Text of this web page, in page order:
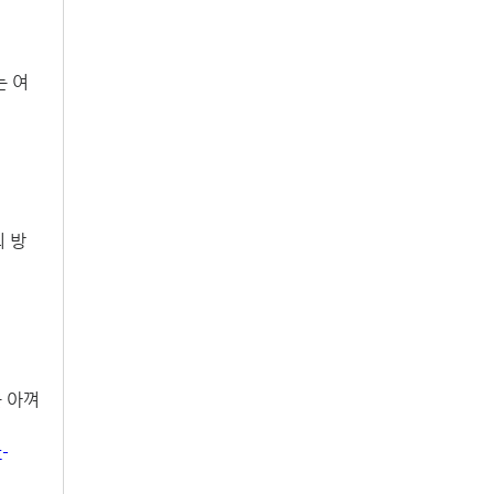
여
방
껴